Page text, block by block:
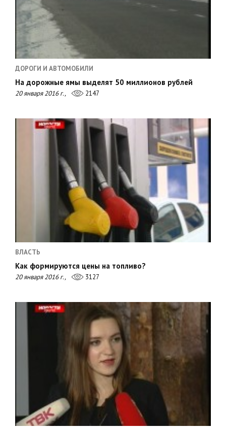
ДОРОГИ И АВТОМОБИЛИ
На дорожные ямы выделят 50 миллионов рублей
20 января 2016 г., 2147
ВЛАСТЬ
Как формируются цены на топливо?
20 января 2016 г., 3127